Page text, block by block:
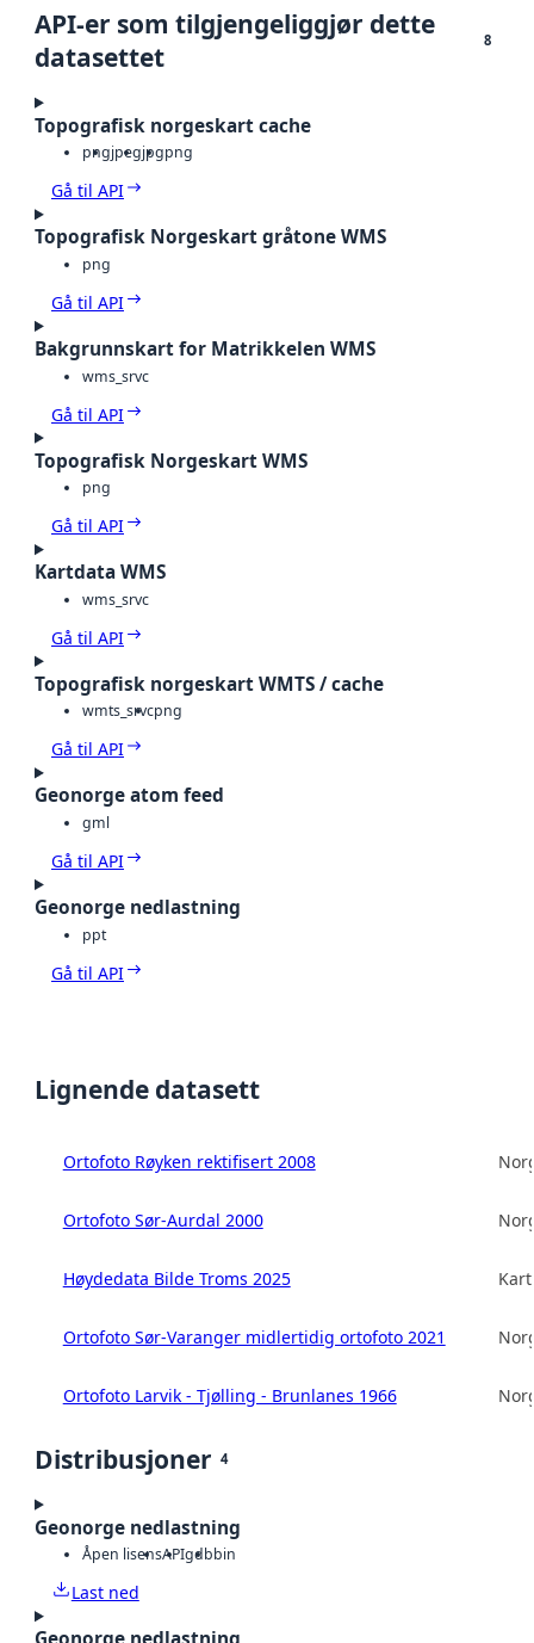
API-er som tilgjengeliggjør dette
datasettet
8
Topografisk norgeskart cache
pngjpegjpgpng
Gå til API
Topografisk Norgeskart gråtone WMS
png
Gå til API
Bakgrunnskart for Matrikkelen WMS
wms_srvc
Gå til API
Topografisk Norgeskart WMS
png
Gå til API
Kartdata WMS
wms_srvc
Gå til API
Topografisk norgeskart WMTS / cache
wmts_srvcpng
Gå til API
Geonorge atom feed
gml
Gå til API
Geonorge nedlastning
ppt
Gå til API
Lignende datasett
Ortofoto Røyken rektifisert 2008
Ortofoto Sør-Aurdal 2000
Høydedata Bilde Troms 2025
Ortofoto Sør-Varanger midlertidig ortofoto 2021
Ortofoto Larvik - Tjølling - Brunlanes 1966
Distribusjoner 4
Geonorge nedlastning
Åpen lisensAPIgdbbin
Last ned